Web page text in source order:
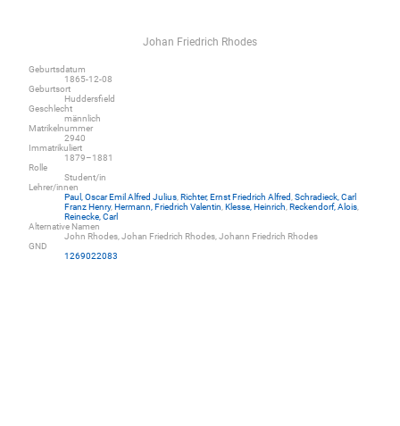
Johan Friedrich Rhodes
Geburtsdatum
1865-12-08
Geburtsort
Huddersfield
Geschlecht
männlich
Matrikelnummer
2940
Immatrikuliert
1879–1881
Rolle
Student/in
Lehrer/innen
Paul, Oscar Emil Alfred Julius Richter, Ernst Friedrich Alfred Schradieck, Carl
Franz Henry, Hermann, Friedrich Valentin Klesse, Heinrich Reckendorf, Alois
Reinecke, Carl
Alternative Namen
John Rhodes, Johan Friedrich Rhodes, Johann Friedrich Rhodes
GND
1269022083